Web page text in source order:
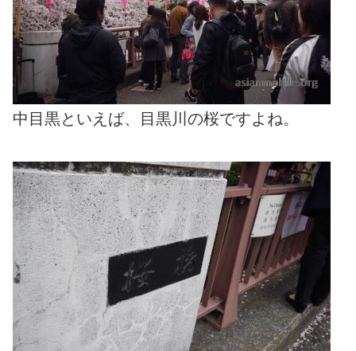
中目黒といえば、目黒川の桜ですよね。